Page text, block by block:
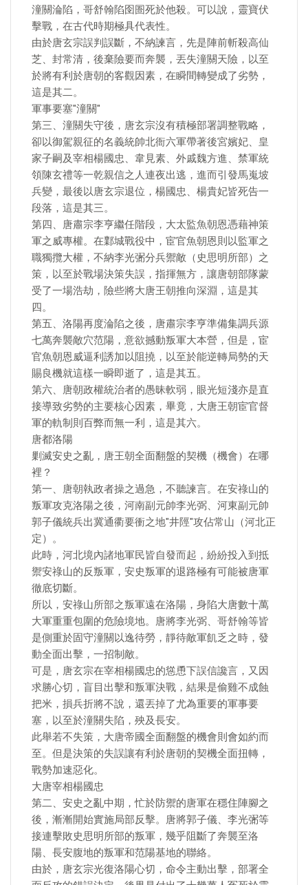
潼關淪陷，哥舒翰陷囹圄死於他殺。可以說，靈寶伏
擊戰，在古代時期極具代表性。
由於唐玄宗誤判誤斷，不納諫言，先是陣前斬殺高仙
芝、封常清，後棄險要而奔襲，丟失潼關天險，以至
於將有利於唐朝的客觀因素，在瞬間轉變成了劣勢，
這是其二。
軍事要塞"潼關"
第三、潼關失守後，唐玄宗沒有積極部署調整戰略，
卻以御駕親征的名義統帥北衙六軍帶著後宮嬪妃、皇
家子嗣及宰相楊國忠、韋見素、外戚魏方進、禁軍統
領陳玄禮等一乾親信之人連夜出逃，進而引發馬嵬坡
兵變，最後以唐玄宗退位，楊國忠、楊貴妃皆死告一
段落，這是其三。
第四、唐肅宗李亨繼任階段，大太監魚朝恩憑藉神策
軍之威專權。在鄴城戰役中，宦官魚朝恩則以監軍之
職獨攬大權，不納李光弻分兵禦敵（史思明所部）之
策，以至於戰場決策失誤，指揮無方，讓唐朝部隊蒙
受了一場浩劫，險些將大唐王朝推向深淵，這是其
四。
第五、洛陽再度淪陷之後，唐肅宗李亨準備集調兵源
七萬奔襲敵穴范陽，意欲撼動叛軍大本營，但是，宦
官魚朝恩威逼利誘加以阻撓，以至於能逆轉局勢的天
賜良機就這樣一瞬即逝了，這是其五。
第六、唐朝政權統治者的愚昧軟弱，眼光短淺亦是直
接導致劣勢的主要核心因素，畢竟，大唐王朝宦官督
軍的軌制則百弊而無一利，這是其六。
唐都洛陽
剿滅安史之亂，唐王朝全面翻盤的契機（機會）在哪
裡？
第一、唐朝執政者操之過急，不聽諫言。在安祿山的
叛軍攻克洛陽之後，河南副元帥李光弼、河東副元帥
郭子儀統兵出冀通衢要衝之地"井陘"攻佔常山（河北正
定）。
此時，河北境內諸地軍民皆自發而起，紛紛投入到抵
禦安祿山的反叛軍，安史叛軍的退路極有可能被唐軍
徹底切斷。
所以，安祿山所部之叛軍遠在洛陽，身陷大唐數十萬
大軍重重包圍的危險境地。唐將李光弼、哥舒翰等皆
是側重於固守潼關以逸待勞，靜待敵軍飢乏之時，發
動全面出擊，一招制敵。
可是，唐玄宗在宰相楊國忠的慫恿下誤信讒言，又因
求勝心切，盲目出擊和叛軍決戰，結果是偷雞不成蝕
把米，損兵折將不說，還丟掉了尤為重要的軍事要
塞，以至於潼關失陷，殃及長安。
此舉若不失策，大唐帝國全面翻盤的機會則會如約而
至。但是決策的失誤讓有利於唐朝的契機全面扭轉，
戰勢加速惡化。
大唐宰相楊國忠
第二、安史之亂中期，忙於防禦的唐軍在穩住陣腳之
後，漸漸開始實施局部反擊。唐將郭子儀、李光弻等
接連擊敗史思明所部的叛軍，幾乎阻斷了奔襲至洛
陽、長安腹地的叛軍和范陽基地的聯絡。
由於，唐玄宗光復洛陽心切，命令主動出擊，部署全